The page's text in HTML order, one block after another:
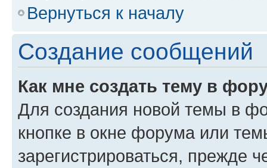
Вернуться к началу
Создание сообщений
Как мне создать тему в
Для создания новой темы в
кнопке в окне форума или
зарегистрироваться, прежде